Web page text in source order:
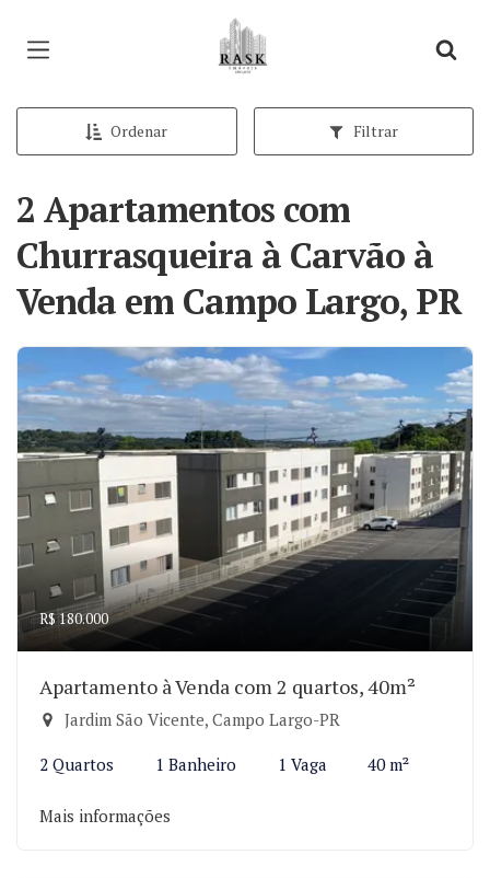
Página inicial
Ordenar Filtrar
2 Apartamentos com
Churrasqueira à Carvão à
Venda em Campo Largo, PR
R$ 180.000
Apartamento à Venda com 2 quartos, 40m²
Jardim São Vicente, Campo Largo-PR
2 Quartos 1 Banheiro 1 Vaga 40 m²
Mais informações